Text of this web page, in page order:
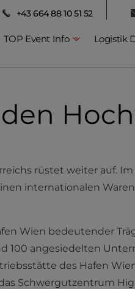
+43 664 88 10 51 52
TOP Event Info Logistik
rüstet weiter auf. Im
internationalen
Wien bedeutender
100 angesiedelten
des Hafen
Schwergutzentrum